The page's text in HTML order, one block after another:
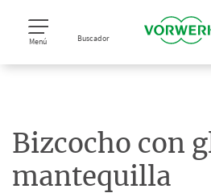
Menú Buscador
Bizcocho con
mantequilla